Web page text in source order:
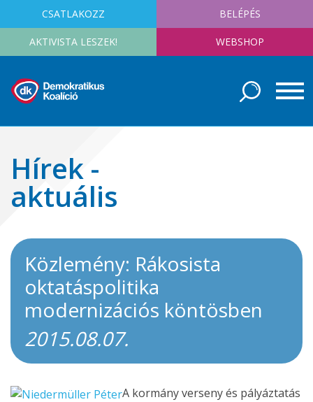
CSATLAKOZZ BELÉPÉS
AKTIVISTA LESZEK! WEBSHOP
Hírek -
aktuális
Közlemény: Rákosista
oktatáspolitika
modernizációs köntösben
2015.08.07.
A kormány verseny és pályáztatás